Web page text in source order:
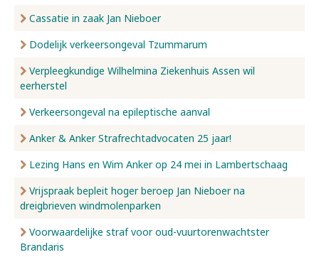
Cassatie in zaak Jan Nieboer
Dodelijk verkeersongeval Tzummarum
Verpleegkundige Wilhelmina Ziekenhuis Assen wil
eerherstel
Verkeersongeval na epileptische aanval
Anker & Anker Strafrechtadvocaten 25 jaar!
Lezing Hans en Wim Anker op 24 mei in Lambertschaag
Vrijspraak bepleit hoger beroep Jan Nieboer na
dreigbrieven windmolenparken
Voorwaardelijke straf voor oud-vuurtorenwachtster
Brandaris